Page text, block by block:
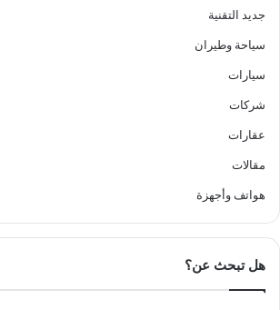
جديد التقنية
سياحة وطيران
سيارات
شركات
عقارات
مقالات
هواتف وأجهزة
هل تبحث عن؟